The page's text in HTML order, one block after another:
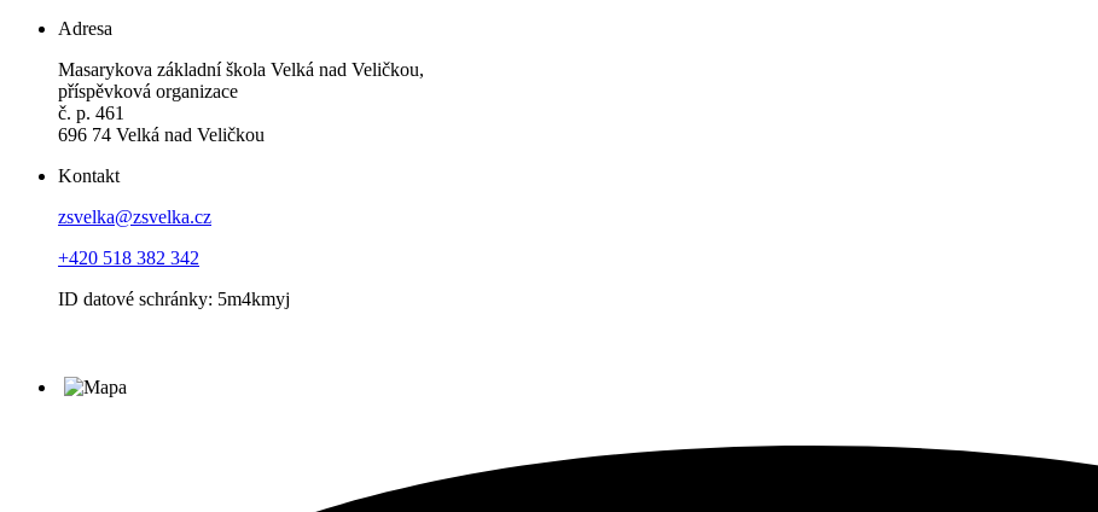
Adresa
Masarykova základní škola Velká nad Veličkou,
příspěvková organizace
č. p. 461
696 74 Velká nad Veličkou
Kontakt
zsvelka@zsvelka.cz
+420 518 382 342
ID datové schránky: 5m4kmyj